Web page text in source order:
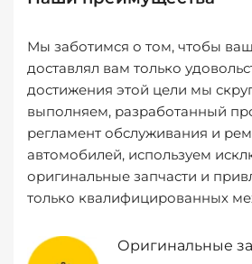
Мы заботимся о том, чтобы
доставлял вам только
достижения этой цели мы
выполняем, разработанный
регламент обслуживания и
автомобилей, используем
оригинальные запчасти и
только квалифицированных
Оригинальные